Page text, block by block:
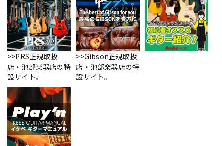
>>PRS正規取扱
店・池部楽器店の特
設サイト。
>>Gibson正規取扱
店・池部楽器店の特
設サイト。